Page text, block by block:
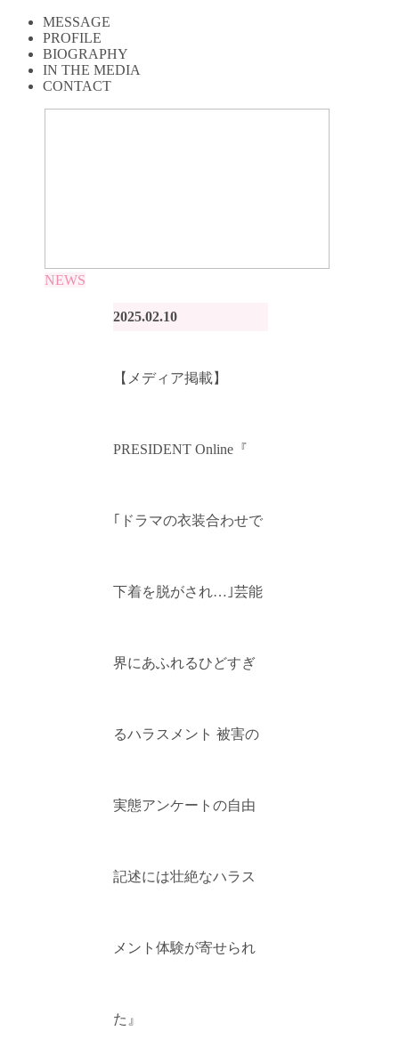
MESSAGE
PROFILE
BIOGRAPHY
IN THE MEDIA
CONTACT
NEWS
【メディア掲載】
PRESIDENT Online『
｢ドラマの衣装合わせで
下着を脱がされ…｣芸能
界にあふれるひどすぎ
るハラスメント 被害の
実態アンケートの自由
記述には壮絶なハラス
メント体験が寄せられ
た』
2025.02.10